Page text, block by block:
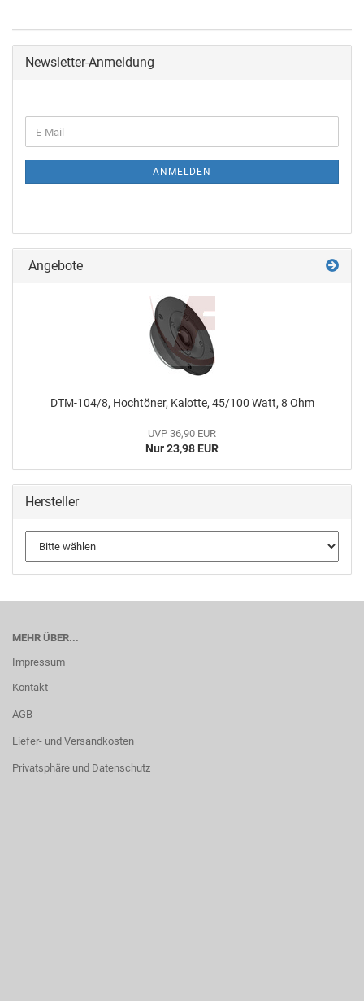
Newsletter-Anmeldung
ANMELDEN
Angebote
DTM-104/8, Hochtöner, Kalotte, 45/100 Watt, 8 Ohm
UVP 36,90 EUR
Nur 23,98 EUR
Hersteller
MEHR ÜBER...
Impressum
Kontakt
AGB
Liefer- und Versandkosten
Privatsphäre und Datenschutz